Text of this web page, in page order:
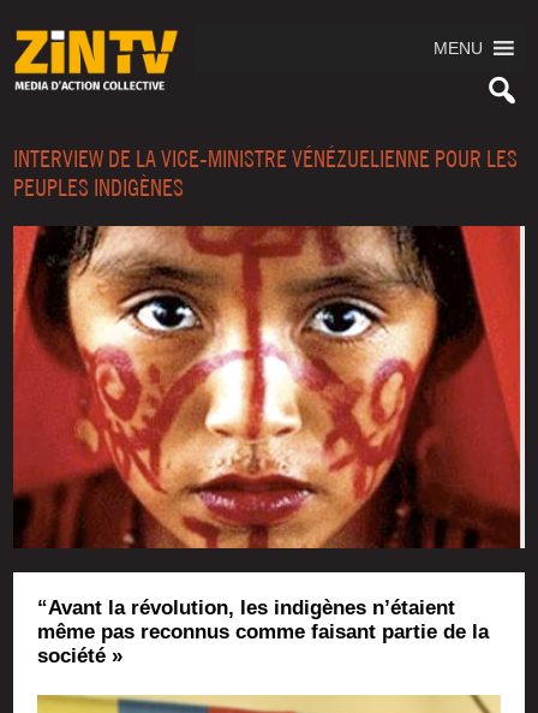
MENU
INTERVIEW DE LA VICE-MINISTRE VÉNÉZUELIENNE POUR LES
PEUPLES INDIGÈNES
“Avant la révolution, les indigènes n’étaient
même pas reconnus comme faisant partie de la
société »